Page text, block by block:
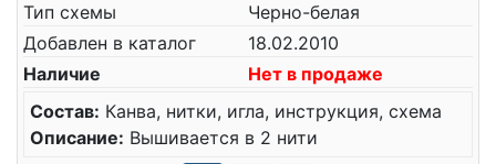
Тип схемы
Черно-белая
Добавлен в каталог
18.02.2010
Наличие
Нет в продаже
Состав: Канва, нитки, игла, инструкция, схема
Описание: Вышивается в 2 нити